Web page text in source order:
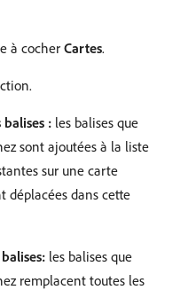
à cocher Cartes.
: les balises que
sont ajoutées à la liste
sur une carte
déplacées dans cette
les balises que
remplacent toutes les